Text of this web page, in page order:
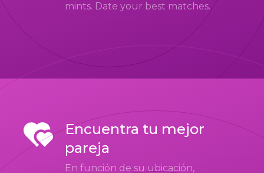
mints. Date your best matches.
Encuentra tu mejor
pareja
En función de su ubicación,